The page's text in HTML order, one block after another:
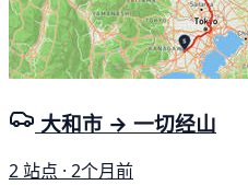
大和市 → 一切经山
2 站点 · 2个月前